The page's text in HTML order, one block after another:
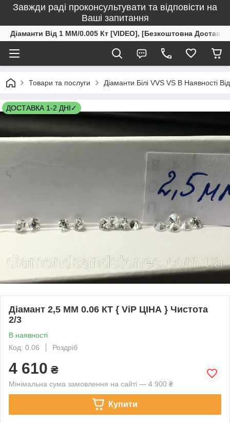
Завжди раді проконсультувати та відповісти на
Ваші запитання
Діаманти Від 1 ММ/0.005 Кт [VIDEO], [Безкоштовна
Товари та послуги Діаманти Білі VVS VS В Наявності
ДОСТАВКА 1-2 ДНІ✓
Діамант 2,5 ММ 0.06 КТ { ViP ЦІНА } Чистота
2/3
В наявності
Код: 0.06
Роздріб
4 610 ₴
Мінімальна сума замовлення на сайті — 4 900 ₴
Купити